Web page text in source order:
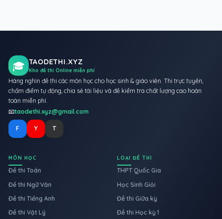
🎓 TAODETHI.XYZ
Kho đề thi Online miễn phí
Hàng nghìn đề thi các môn học cho học sinh & giáo viên. Thi trực tuyến,
chấm điểm tự động, chia sẻ tài liệu và đề kiểm tra chất lượng cao hoàn
toàn miễn phí.
📧taodethi.xyz@gmail.com
F Y T
MÔN HỌC
Đề thi Toán
Đề thi Ngữ Văn
Đề thi Tiếng Anh
Đề thi Vật Lý
LOẠI ĐỀ THI
THPT Quốc Gia
Học Sinh Giỏi
Đề thi Giữa kỳ
Đề thi Học kỳ 1